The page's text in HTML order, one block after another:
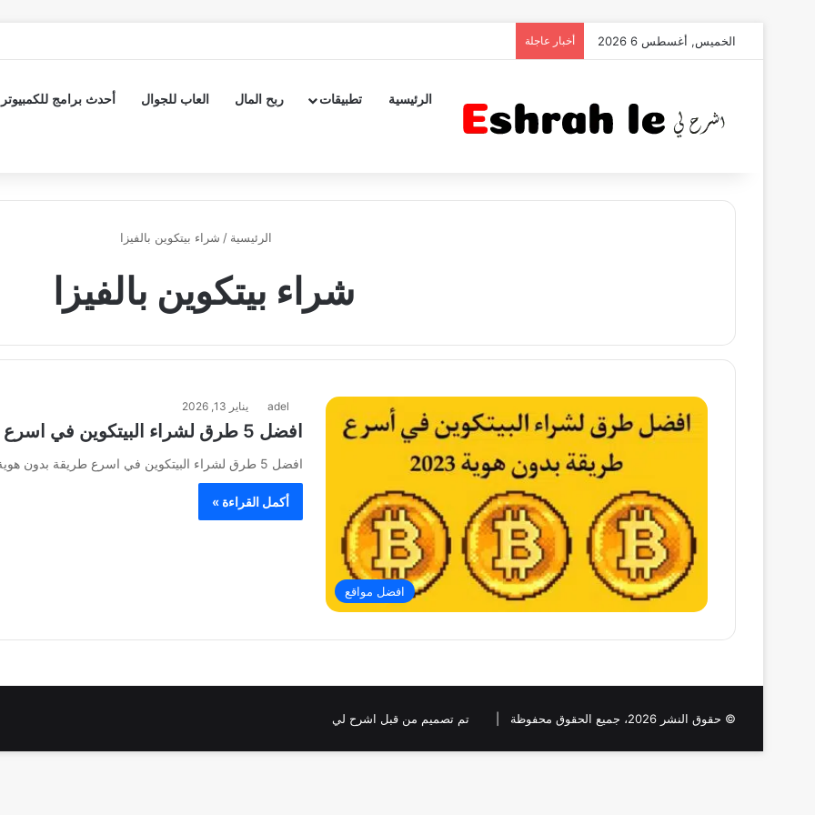
الخميس, أغسطس 6 2026 أخبار عاجلة
الرئيسية تطبيقات ربح المال العاب للجوال أحدث برامج للكمبيوتر
الرئيسية / شراء بيتكوين بالفيزا
شراء بيتكوين بالفيزا
افضل مواقع
adel يناير 13, 2026
افضل 5 طرق لشراء البيتكوين في اسرع طريقة بدون هوية
افضل 5 طرق لشراء البيتكوين في اسرع طريقة بدون هوية , شراء بيتكوين بدون هوية , سعر شراء بيتكوين ,…
أكمل القراءة »
© حقوق النشر 2026، جميع الحقوق محفوظة | تم تصميم من قبل اشرح لي